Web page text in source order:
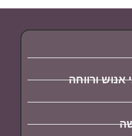
ורווחה